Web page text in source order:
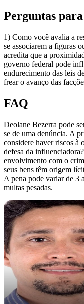
Perguntas
1) Como você avalia a
se associarem a figuras
acredita que a
governo federal pode
endurecimento das leis
frear o avanço das
FAQ
Deolane Bezerra pode
se de uma denúncia. A
considere haver riscos à
defesa da
envolvimento com o
seus bens têm origem
A pena pode variar de 3
multas pesadas.